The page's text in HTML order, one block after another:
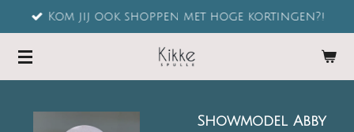
naar
de
Kom jij ook shoppen met hoge kortingen?!
Showmodel Abby